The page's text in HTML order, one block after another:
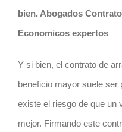
bien. Abogados
Economicos expertos
Y si bien, el contratode
beneficio mayor suele ser
existe el riesgode que un
mejor. Firmando este